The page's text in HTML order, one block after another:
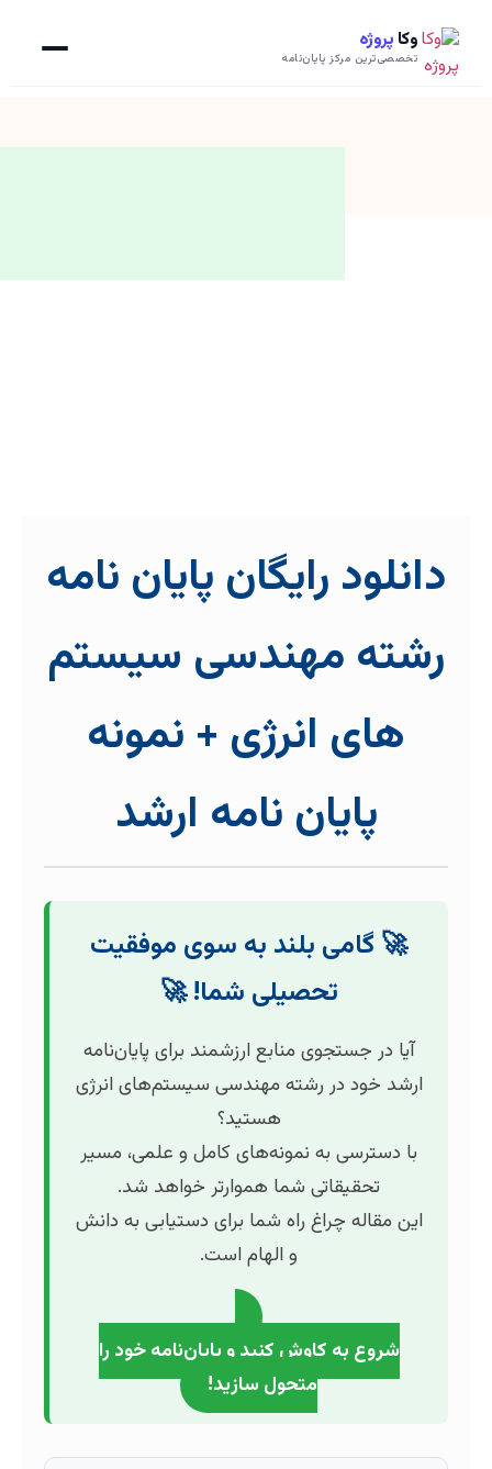
وکا پروژه
تخصصی‌ترین مرکز پایان‌نامه
دانلود رایگان پایان نامه
رشته مهندسی سیستم
های انرژی + نمونه
پایان نامه ارشد
🚀 گامی بلند به سوی موفقیت
تحصیلی شما! 🚀
آیا در جستجوی منابع ارزشمند برای پایان‌نامه
ارشد خود در رشته مهندسی سیستم‌های انرژی
هستید؟
با دسترسی به نمونه‌های کامل و علمی، مسیر
تحقیقاتی شما هموارتر خواهد شد.
این مقاله چراغ راه شما برای دستیابی به دانش
و الهام است.
شروع به کاوش کنید و پایان‌نامه خود را
متحول سازید!